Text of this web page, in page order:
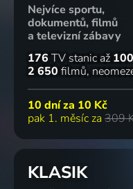
Nejvíce sportu,
dokumentů, filmů
a televizní zábavy
176 TV stanic až 100
2 650 filmů
10 dní za 10 Kč
pak 1. měsíc za 309
KLASIK